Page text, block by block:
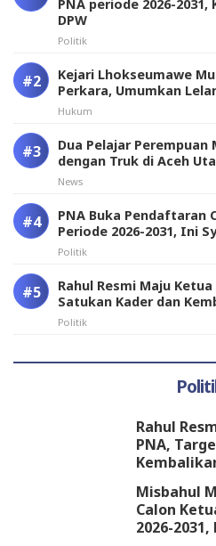
PNA periode 2026-
DPW
Politik
Kejari Lhokseumawe
Perkara, Umumkan
Hukum
Dua Pelajar Perempuan
dengan Truk di Aceh
News
PNA Buka Pendaftaran
Periode 2026-2031, Ini
Politik
Rahul Resmi Maju
Satukan Kader dan
Politik
Rahul
PNA,
Misbahul
Calon
2026-